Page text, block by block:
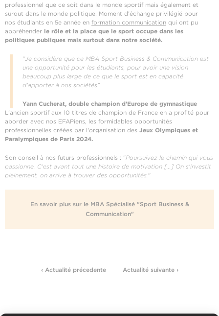
professionnel que ce soit dans le monde sportif mais également et
surout dans le monde politique. Moment d'échange privilégié pour
nos étudiants en 5e année en formation communication qui ont pu
appréhender le rôle et la place que le sport occupe dans les
politiques publiques mais surtout dans notre société.
"Je considère que ce MBA Sport Business & Communication est
une opportunité pour les étudiants, pour avoir une vision
beaucoup plus large de ce que le sport est en capacité
d'apporter à nos sociétés".
Yann Cucherat, double champion d'Europe de gymnastique
L'ancien sportif aux 10 titres de champion de France en a profité pour
aborder avec nos EFAPiens, les formidables opportunités
professionnelles créées par l'organisation des Jeux Olympiques et
Paralympiques de Paris 2024.
Son conseil à nos futurs professionnels : "Poursuivez le chemin qui vous
passionne. C'est avant tout une histoire de motivation [...] On s'investit
pleinement, on arrive à trouver des opportunités. "
En savoir plus sur le MBA Spécialisé "Sport Business &
Communication"
‹ Actualité précedente Actualité suivante ›